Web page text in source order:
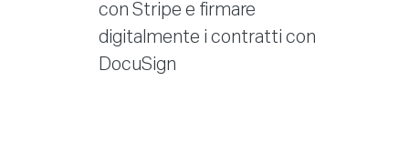
con Stripe e firmare
digitalmente i contratti con
DocuSign